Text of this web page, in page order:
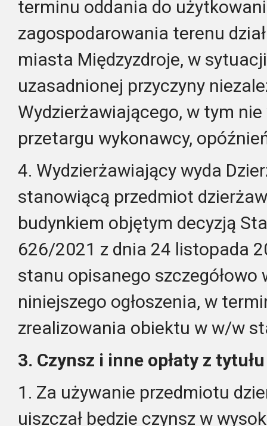
terminu oddania do
zagospodarowania terenu
miasta Międzyzdroje, w
uzasadnionej przyczyny
Wydzierżawiającego, w tym
przetargu wykonawcy,
4. Wydzierżawiający wyda
stanowiącą przedmiot
budynkiem objętym decyzją
626/2021 z dnia 24 listopada
stanu opisanego szczegółowo
niniejszego ogłoszenia, w
zrealizowania obiektu w w/w
3. Czynsz i inne opłaty z
1. Za używanie przedmiotu
uiszczał będzie czynsz w